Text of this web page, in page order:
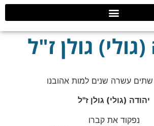
גולן ז"ל
עשרה שנים למות אהובנו
יהודה (גולי) גולן ז"ל
נפקוד את קברו